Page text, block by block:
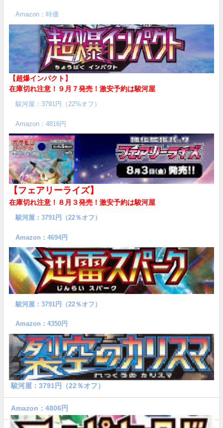
Amazon：時価
【超爆インパクト】
在庫切れ注意！９月７発売！ 激安予約は駿河屋
駿河屋：3791円（22%オフ）
Amazon：4816円
【フェアリーライズ】
在庫切れ注意！８月３発売！ 激安予約は駿河屋
駿河屋：3791円（22％オフ）
Amazon：4694円
駿河屋：3791円（22％オフ）
Amazon：4350円
駿河屋：3791円（22％オフ）
Amazon：4806円